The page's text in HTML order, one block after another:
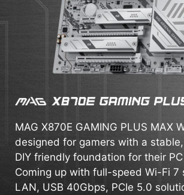
MAG X870E GAMING PLUS MAX
designed for gamers with a
DIY friendly foundation for their
Coming up with full-speed Wi-Fi 7
LAN, USB 40Gbps, PCIe 5.0